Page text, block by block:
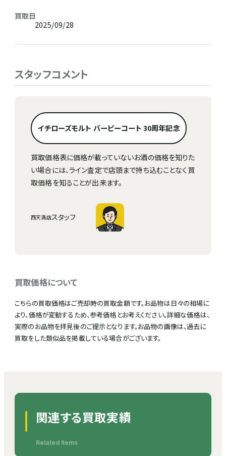
買取日
2025/09/28
スタッフコメント
イチローズモルト バーピーコート 30周年記念
買取価格表に価格が載っていないお酒の価格を知りた
い場合には、ライン査定で店頭まで持ち込むことなく買
取価格を知ることが出来ます。
西天満店スタッフ
買取価格について
こちらの買取価格はご売却時の買取金額です。お品物は日々の相場に
より、価格が変動するため、参考価格とお考えください。詳細な価格は、
実際のお品物を拝見後のご提示となります。お品物の画像は、過去に
買取をした類似品を掲載している場合がございます。
関連する買取実績
Related Items